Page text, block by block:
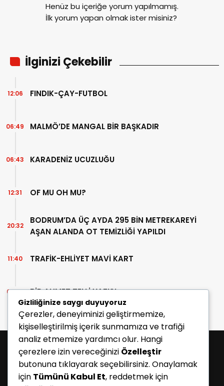
Henüz bu içeriğe yorum yapılmamış.
İlk yorum yapan olmak ister misiniz?
İlginizi Çekebilir
FINDIK-ÇAY-FUTBOL
12:06
MALMÖ’DE MANGAL BİR BAŞKADIR
06:49
KARADENİZ UCUZLUĞU
06:43
OF MU OH MU?
12:31
BODRUM’DA ÜÇ AYDA 295 BİN METREKAREYİ
AŞAN ALANDA OT TEMİZLİĞİ YAPILDI
20:32
TRAFİK-EHLİYET MAVİ KART
11:40
BİR AHMET TELLİ YAZISI
07:30
Gizliliğinize saygı duyuyoruz
Çerezler, deneyiminizi geliştirmemize,
kişiselleştirilmiş içerik sunmamıza ve trafiği
analiz etmemize yardımcı olur. Hangi
çerezlere izin vereceğinizi Özelleştir
butonuna tıklayarak seçebilirsiniz. Onaylamak
için Tümünü Kabul Et, reddetmek için